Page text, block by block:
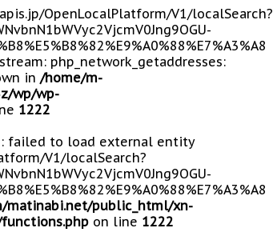
OpenLocalPlatform/V1/localSearch?
php_network_getaddresses:
in /home/m-
wp/wp-
1222
: failed to load external entity
V1/localSearch?
matinabi.net/public_html/xn-
on line 1222